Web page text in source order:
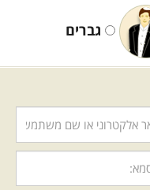
גברים